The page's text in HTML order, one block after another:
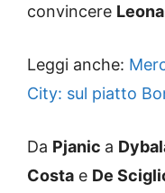
convincere
Leggi anche:
City: sul piatto
Da Pjanic a
Costa e De